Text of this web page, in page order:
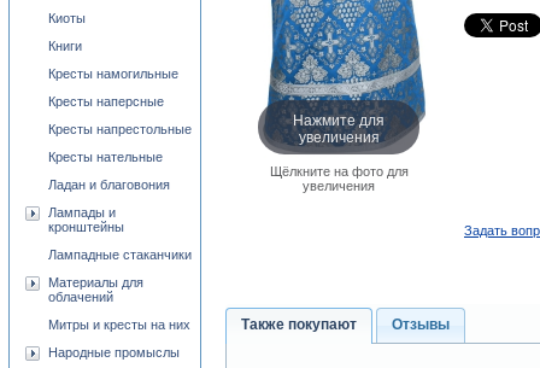
Нажмите для
увеличения
Щёлкните на фото для
увеличения
Задать
Также покупают Отзывы
Киоты
Книги
Кресты намогильные
Кресты наперсные
Кресты напрестольные
Кресты нательные
Ладан и благовония
Лампады и
кронштейны
Лампадные стаканчики
Материалы для
облачений
Митры и кресты на них
Народные промыслы